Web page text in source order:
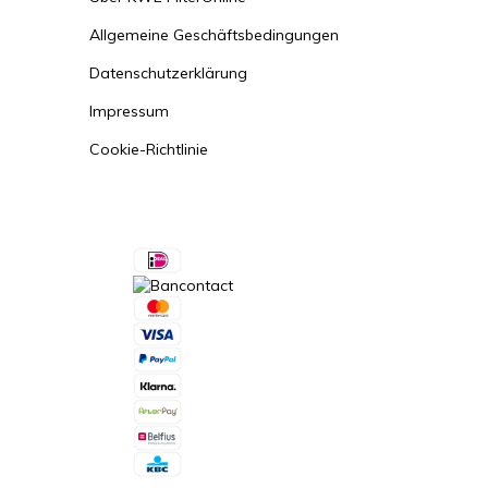
Allgemeine Geschäftsbedingungen
Datenschutzerklärung
Impressum
Cookie-Richtlinie